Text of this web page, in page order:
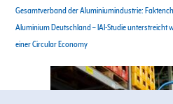
Gesamtverband der Aluminiumindustrie:
Aluminium Deutschland – IAI-Studie unterstreicht
einer Circular Economy